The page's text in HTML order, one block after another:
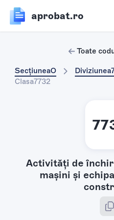
aprobat.ro
Toate
SecțiuneaO Diviziunea
Clasa7732
Activităţi de
maşini şi